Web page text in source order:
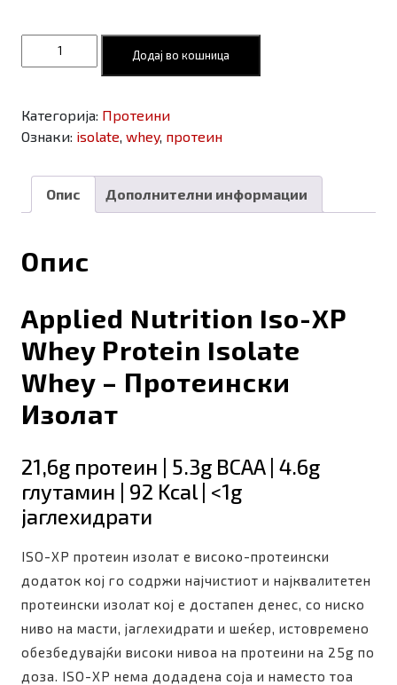
Applied
Nutrition
XP
Whey
Isolate
Протеин
1kg
Додај во кошница
Категорија: Протеини
Ознаки: isolate, whey, протеин
Опис Дополнителни информации
Опис
Applied Nutrition Iso-XP
Whey Protein Isolate
Whey – Протеински
Изолат
21,6g протеин | 5.3g BCAA | 4.6g
глутамин | 92 Kcal | <1g
јаглехидрати
ISO-XP протеин изолат е високо-протеински
додаток кој го содржи најчистиот и најквалитетен
протеински изолат кој е достапен денес, со ниско
ниво на масти, јаглехидрати и шеќер, истовремено
обезбедувајќи високи нивоа на протеини на 25g по
доза. ISO-XP нема додадена соја и наместо тоа